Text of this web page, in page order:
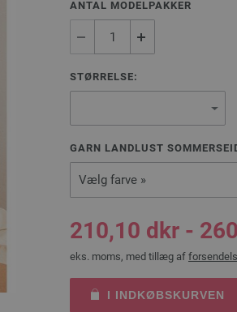
ANTAL MODELPAKKER
STØRRELSE:
GARN LANDLUST
Vælg farve »
210,10 dkr -
eks. moms, med tillæg af
I INDKØBSKURVEN